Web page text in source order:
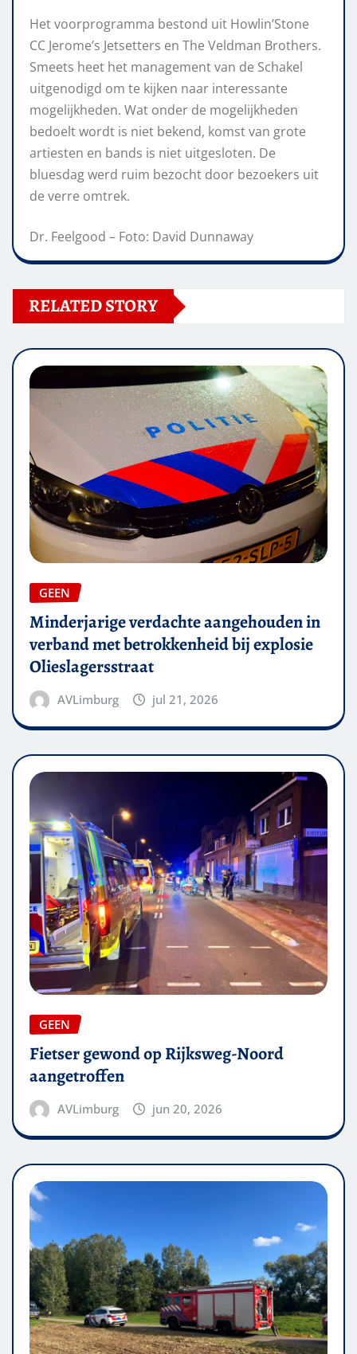
Het voorprogramma bestond uit Howlin’Stone
CC Jerome’s Jetsetters en The Veldman Brothers.
Smeets heet het management van de Schakel
uitgenodigd om te kijken naar interessante
mogelijkheden. Wat onder de mogelijkheden
bedoelt wordt is niet bekend, komst van grote
artiesten en bands is niet uitgesloten. De
bluesdag werd ruim bezocht door bezoekers uit
de verre omtrek.
Dr. Feelgood – Foto: David Dunnaway
RELATED STORY
GEEN
Minderjarige verdachte aangehouden in
verband met betrokkenheid bij explosie
Olieslagersstraat
AVLimburg jul 21, 2026
GEEN
Fietser gewond op Rijksweg-Noord
aangetroffen
AVLimburg jun 20, 2026